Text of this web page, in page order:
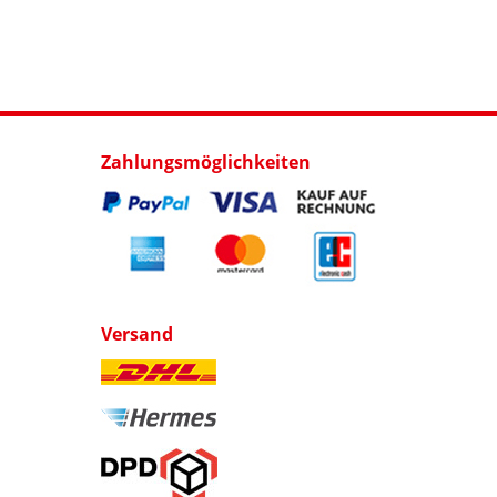
Zahlungsmöglichkeiten
Versand